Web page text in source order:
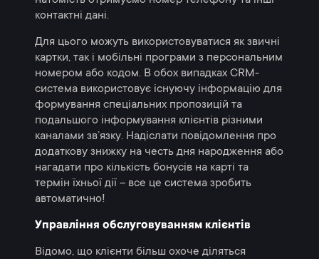
контактні дані.
Для цього можуть використовуватися як звичні
картки, так і мобільні програми з персональним
номером або кодом. В обох випадках CRM-
система використовує існуючу інформацію для
формування спеціальних пропозицій та
подальшого інформування клієнтів різними
каналами зв’язку. Надіслати повідомлення про
додаткову знижку на честь дня народження або
нагадати про кількість бонусів на карті та
термін їхньої дії – все це система зробить
автоматично!
Управління обслуговуванням клієнтів
Відомо, що клієнти більш охоче діляться